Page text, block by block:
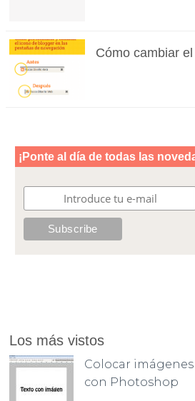
Cómo cambiar
Los más vistos
Colocar
con Photoshop